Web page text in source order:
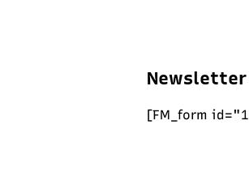
Newsletter
[FM_form